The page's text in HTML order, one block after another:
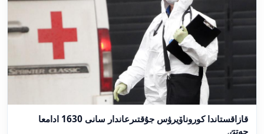
قازاقستاندا كوروناۆيرۋس جۇقتىرعاندار سانى 1630 ادامعا
جەتتٸ